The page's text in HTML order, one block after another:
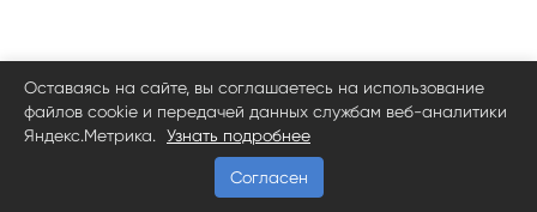
Оставаясь на сайте, вы соглашаетесь на использование
файлов cookie и передачей данных службам веб-аналитики
Яндекс.Метрика.
Узнать подробнее
Согласен